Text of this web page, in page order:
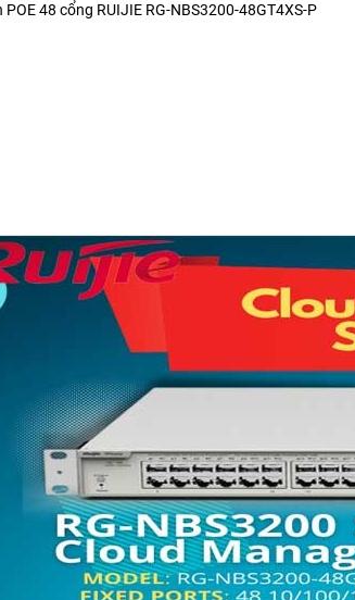
POE 48 cổng RUIJIE RG-NBS3200-48GT4XS-P